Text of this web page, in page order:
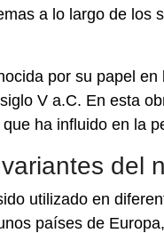
a lo largo de los
por su papel
V a.C. En esta
ha influido en la
del
utilizado en
países de